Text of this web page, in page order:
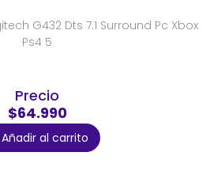
G432 Dts 7.1 Surround Pc Xbox
Ps4 5
Precio
$64.990
Añadir al carrito